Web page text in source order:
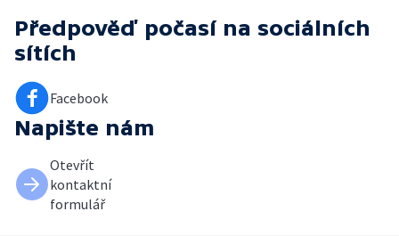
Předpověď počasí na sociálních
sítích
Facebook
Napište nám
Otevřít
kontaktní
formulář